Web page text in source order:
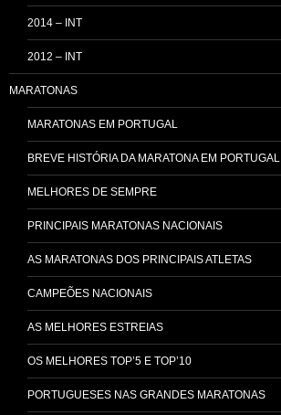
2014 – INT
2012 – INT
MARATONAS
MARATONAS EM PORTUGAL
BREVE HISTÓRIA DA MARATONA EM PORTUGAL
MELHORES DE SEMPRE
PRINCIPAIS MARATONAS NACIONAIS
AS MARATONAS DOS PRINCIPAIS ATLETAS
CAMPEÕES NACIONAIS
AS MELHORES ESTREIAS
OS MELHORES TOP’5 E TOP’10
PORTUGUESES NAS GRANDES MARATONAS